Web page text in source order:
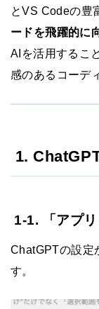
とVS Codeの豊
ードを飛躍的に
AIを活用するこ
感のあるコーデ
1.
1-1. 「アプ
ChatGPTの設定
す。